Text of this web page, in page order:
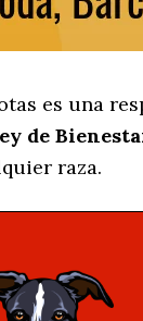
es una
de
raza.